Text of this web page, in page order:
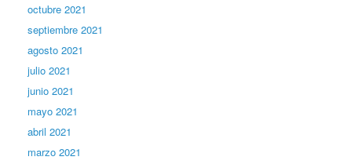
octubre 2021
septiembre 2021
agosto 2021
julio 2021
junio 2021
mayo 2021
abril 2021
marzo 2021